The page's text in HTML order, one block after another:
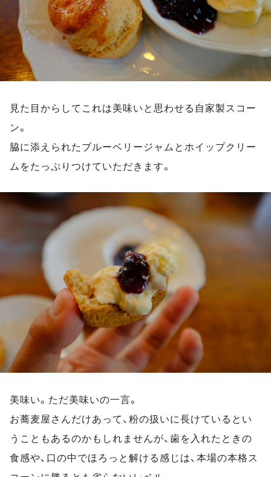
見た目からしてこれは美味いと思わせる自家製スコー
ン。
脇に添えられたブルーベリージャムとホイップクリー
ムをたっぷりつけていただきます。
美味い。ただ美味いの一言。
お蕎麦屋さんだけあって、粉の扱いに長けているとい
うこともあるのかもしれませんが、歯を入れたときの
食感や、口の中でほろっと解ける感じは、本場の本格ス